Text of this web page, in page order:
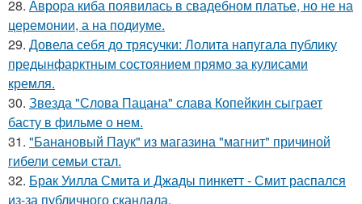
28. Аврора киба появилась в свадебном платье, но не на
церемонии, а на подиуме.
29. Довела себя до трясучки: Лолита напугала публику
предынфарктным состоянием прямо за кулисами
кремля.
30. Звезда "Слова Пацана" слава Копейкин сыграет
басту в фильме о нем.
31. "Банановый Паук" из магазина "магнит" причиной
гибели семьи стал.
32. Брак Уилла Смита и Джады пинкетт - Смит распался
из-за публичного скандала.